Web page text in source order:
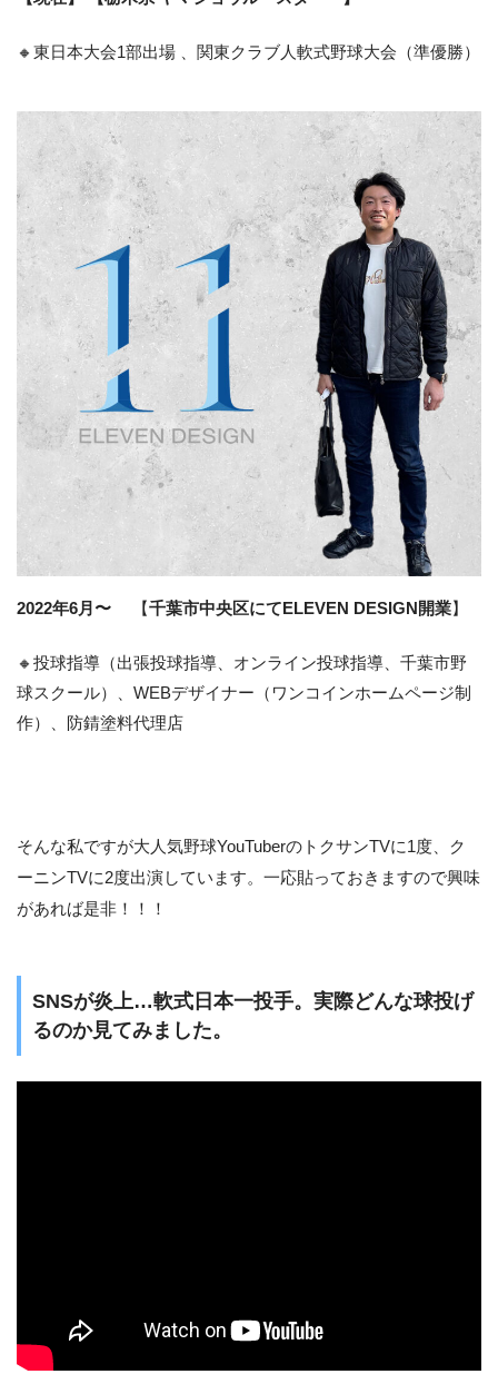
🔸東日本大会1部出場 、関東クラブ人軟式野球大会（準優勝）
2022年6月〜 【千葉市中央区にてELEVEN DESIGN開業】
🔸投球指導（出張投球指導、オンライン投球指導、千葉市野
球スクール）、WEBデザイナー（ワンコインホームページ制
作）、防錆塗料代理店
そんな私ですが大人気野球YouTuberのトクサンTVに1度、ク
ーニンTVに2度出演しています。一応貼っておきますので興味
があれば是非！！！
SNSが炎上…軟式日本一投手。実際どんな球投げ
るのか見てみました。